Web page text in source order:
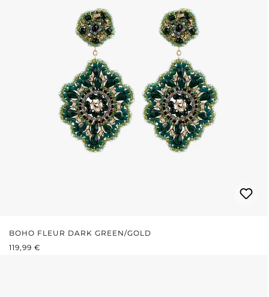
BOHO FLEUR DARK GREEN/GOLD
REGULÄRER PREIS:
119,99 €